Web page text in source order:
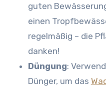
guten
einen
regelmäßig – die
danken!
Düngung:
Dünger, um das